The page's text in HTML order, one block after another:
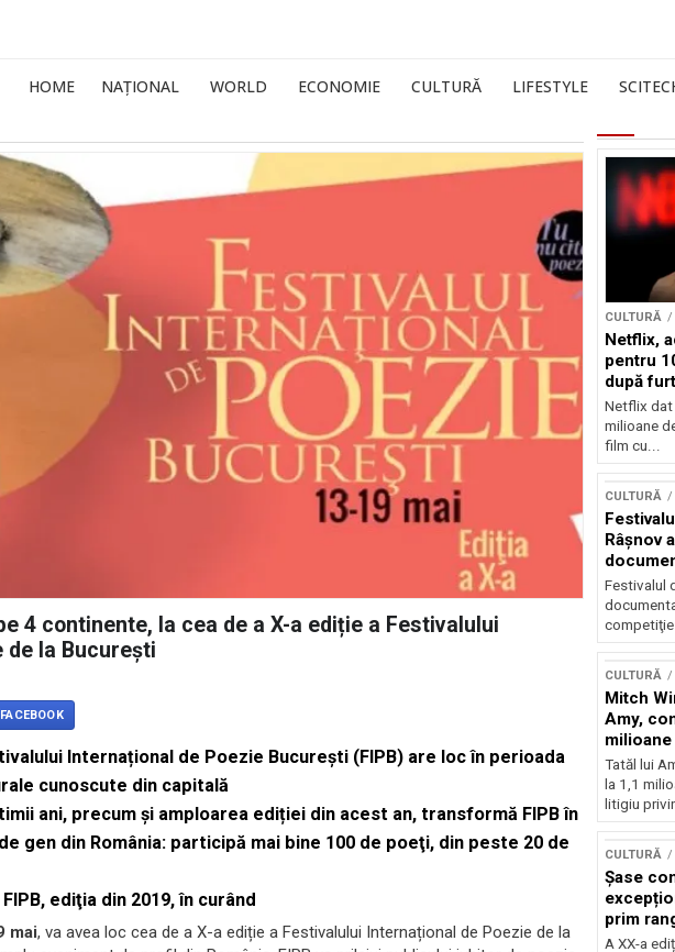
HOME NAȚIONAL WORLD ECONOMIE CULTURĂ LIFESTYLE
4 continente, la cea de a X-a ediție a Festivalului
de la București
FACEBOOK
Internațional de Poezie București (FIPB) are loc în perioada
cunoscute din capitală
ani, precum și amploarea ediției din acest an, transformă FIPB în
gen din România: participă mai bine 100 de poeţi, din peste 20 de
ediţia din 2019, în curând
mai, va avea loc cea de a X-a ediție a Festivalului Internațional de Poezie de la
CULTURĂ
Netflix,
pentru
după
Nicolas
Netflix dat
milioane
film cu...
CULTURĂ
Râşnov
premieră
Festivalul
competiţie
CULTURĂ
Mitch
Amy,
litigiu
Tatăl lui
la 1,1
litigiu
CULTURĂ
Șase
prim
A XX-a